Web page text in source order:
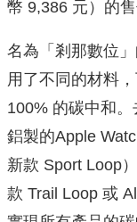
幣 9,386 元）的售
名為「剎那數位
用了不同的材料
100% 的碳中和。
鋁製的Apple
新款 Sport Loop
款 Trail Loop 或